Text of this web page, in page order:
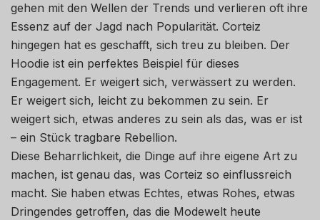
gehen mit den Wellen der Trends und verlieren oft ihre
Essenz auf der Jagd nach Popularität. Corteiz
hingegen hat es geschafft, sich treu zu bleiben. Der
Hoodie ist ein perfektes Beispiel für dieses
Engagement. Er weigert sich, verwässert zu werden.
Er weigert sich, leicht zu bekommen zu sein. Er
weigert sich, etwas anderes zu sein als das, was er ist
– ein Stück tragbare Rebellion.
Diese Beharrlichkeit, die Dinge auf ihre eigene Art zu
machen, ist genau das, was Corteiz so einflussreich
macht. Sie haben etwas Echtes, etwas Rohes, etwas
Dringendes getroffen, das die Modewelt heute